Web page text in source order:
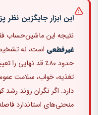
این ابزار جایگزین نظر
نتیجه این ماشین‌حساب فقط
غیرقطعیاست، نه تشخیص
تغذیه، خواب، سلامت
دارد. اگر نگران روند رشد
منحنی‌های استاندارد فاصله